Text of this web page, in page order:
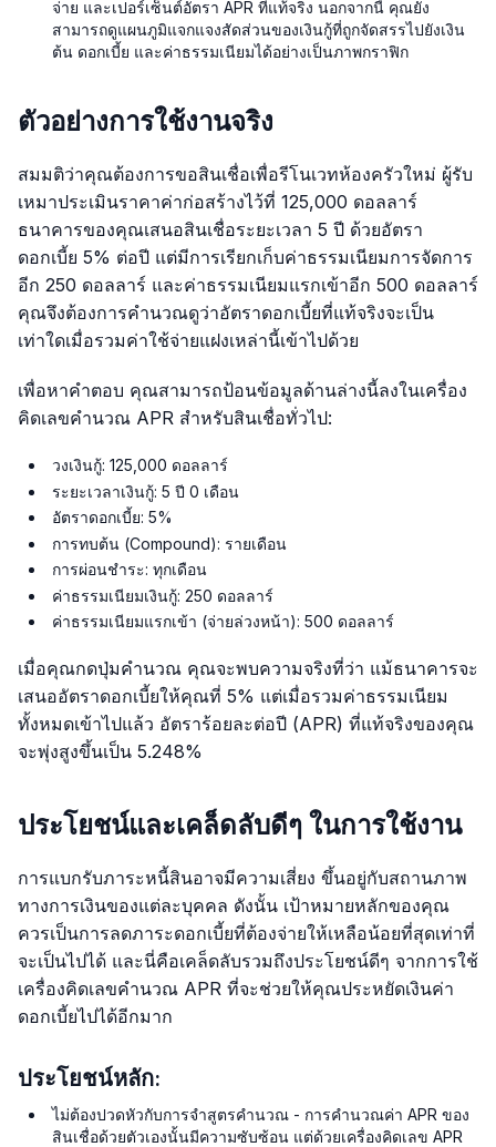
จ่าย และเปอร์เซ็นต์อัตรา APR ที่แท้จริง นอกจากนี้ คุณยัง
สามารถดูแผนภูมิแจกแจงสัดส่วนของเงินกู้ที่ถูกจัดสรรไปยังเงิน
ต้น ดอกเบี้ย และค่าธรรมเนียมได้อย่างเป็นภาพกราฟิก
ตัวอย่างการใช้งานจริง
สมมติว่าคุณต้องการขอสินเชื่อเพื่อรีโนเวทห้องครัวใหม่ ผู้รับ
เหมาประเมินราคาค่าก่อสร้างไว้ที่ 125,000 ดอลลาร์
ธนาคารของคุณเสนอสินเชื่อระยะเวลา 5 ปี ด้วยอัตรา
ดอกเบี้ย 5% ต่อปี แต่มีการเรียกเก็บค่าธรรมเนียมการจัดการ
อีก 250 ดอลลาร์ และค่าธรรมเนียมแรกเข้าอีก 500 ดอลลาร์
คุณจึงต้องการคำนวณดูว่าอัตราดอกเบี้ยที่แท้จริงจะเป็น
เท่าใดเมื่อรวมค่าใช้จ่ายแฝงเหล่านี้เข้าไปด้วย
เพื่อหาคำตอบ คุณสามารถป้อนข้อมูลด้านล่างนี้ลงในเครื่อง
คิดเลขคำนวณ APR สำหรับสินเชื่อทั่วไป:
วงเงินกู้: 125,000 ดอลลาร์
ระยะเวลาเงินกู้: 5 ปี 0 เดือน
อัตราดอกเบี้ย: 5%
การทบต้น (Compound): รายเดือน
การผ่อนชำระ: ทุกเดือน
ค่าธรรมเนียมเงินกู้: 250 ดอลลาร์
ค่าธรรมเนียมแรกเข้า (จ่ายล่วงหน้า): 500 ดอลลาร์
เมื่อคุณกดปุ่มคำนวณ คุณจะพบความจริงที่ว่า แม้ธนาคารจะ
เสนออัตราดอกเบี้ยให้คุณที่ 5% แต่เมื่อรวมค่าธรรมเนียม
ทั้งหมดเข้าไปแล้ว อัตราร้อยละต่อปี (APR) ที่แท้จริงของคุณ
จะพุ่งสูงขึ้นเป็น 5.248%
ประโยชน์และเคล็ดลับดีๆ ในการใช้งาน
การแบกรับภาระหนี้สินอาจมีความเสี่ยง ขึ้นอยู่กับสถานภาพ
ทางการเงินของแต่ละบุคคล ดังนั้น เป้าหมายหลักของคุณ
ควรเป็นการลดภาระดอกเบี้ยที่ต้องจ่ายให้เหลือน้อยที่สุดเท่าที่
จะเป็นไปได้ และนี่คือเคล็ดลับรวมถึงประโยชน์ดีๆ จากการใช้
เครื่องคิดเลขคำนวณ APR ที่จะช่วยให้คุณประหยัดเงินค่า
ดอกเบี้ยไปได้อีกมาก
ประโยชน์หลัก:
ไม่ต้องปวดหัวกับการจำสูตรคำนวณ - การคำนวณค่า APR ของ
สินเชื่อด้วยตัวเองนั้นมีความซับซ้อน แต่ด้วยเครื่องคิดเลข APR